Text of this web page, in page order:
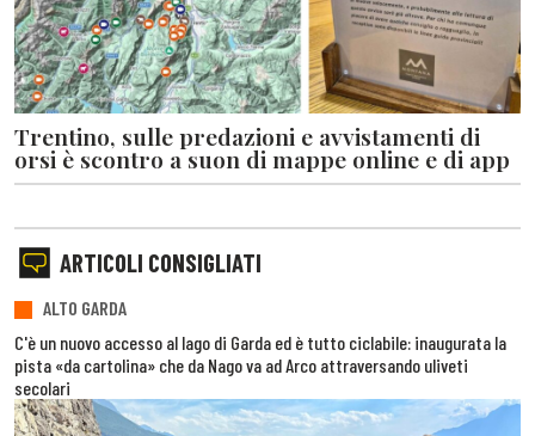
Trentino, sulle predazioni e avvistamenti di
orsi è scontro a suon di mappe online e di app
ARTICOLI CONSIGLIATI
ALTO GARDA
C'è un nuovo accesso al lago di Garda ed è tutto ciclabile: inaugurata la
pista «da cartolina» che da Nago va ad Arco attraversando uliveti
secolari